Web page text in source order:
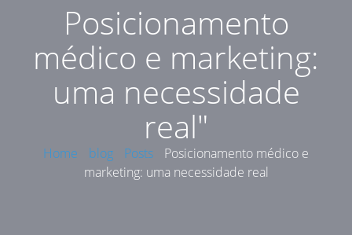
Posicionamento
médico e marketing:
uma necessidade
real"
Home blog Posts
Posicionamento médico e
marketing: uma necessidade real